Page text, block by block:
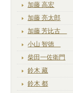
加藤 高宏
加藤 亮太郎
加藤 芳比古
小山 智徳
柴田一佐衛門
鈴木 藏
鈴木 都